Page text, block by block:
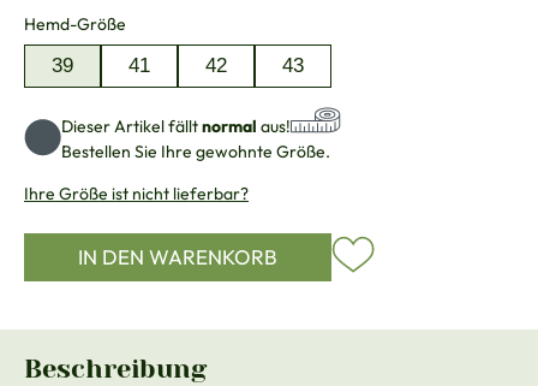
Hemd-Größe
39 41 42 43
Dieser Artikel fälltnormal aus!
Bestellen Sie Ihre gewohnte Größe.
Ihre Größe ist nicht lieferbar?
IN DEN WARENKORB
Beschreibung